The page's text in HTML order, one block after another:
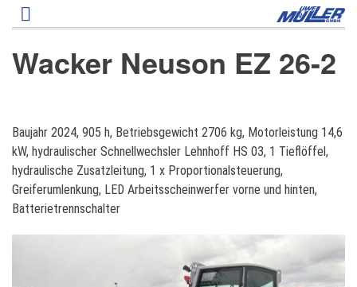
Direkt
zum
Wacker Neuson EZ 26-2
W
a
c
k
e
r
N
Baujahr 2024, 905 h, Betriebsgewicht 2706 kg, Motorleistung 14,6
kW, hydraulischer Schnellwechsler Lehnhoff HS 03, 1 Tieflöffel,
hydraulische Zusatzleitung, 1 x Proportionalsteuerung,
Greiferumlenkung, LED Arbeitsscheinwerfer vorne und hinten,
Batterietrennschalter